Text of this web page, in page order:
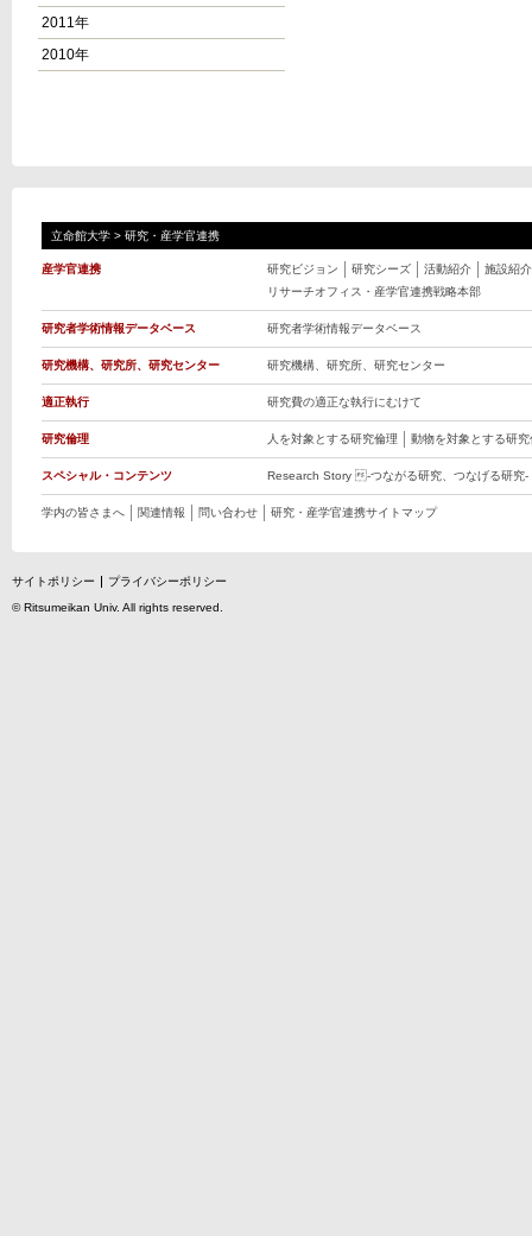
2011年
2010年
立命館大学 > 研究・産学官連携
産学官連携 研究ビジョン 研究シーズ 活動紹介
施設紹介
リサーチオフィス・産学官連携戦略本部
研究者学術情報データベース 研究者学術情報データベース
研究機構、研究所、研究センター 研究機構、研究所、研究センター
適正執行 研究費の適正な執行にむけて
研究倫理 人を対象とする研究倫理 動物を対象とする研究
スペシャル・コンテンツ Research Story -つながる研究、つなげる研究-
学内の皆さまへ 関連情報 問い合わせ 研究・産学官連携サイトマップ
サイトポリシー
プライバシーポリシー
©Ritsumeikan Univ. All rights reserved.